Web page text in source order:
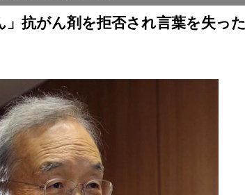
抗がん剤を拒否され言葉を失った